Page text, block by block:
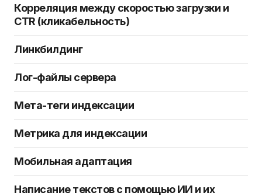
Корреляция между скоростью загрузки и
CTR (кликабельность)
Линкбилдинг
Лог-файлы сервера
Мета-теги индексации
Метрика для индексации
Мобильная адаптация
Написание текстов с помощью ИИ и их